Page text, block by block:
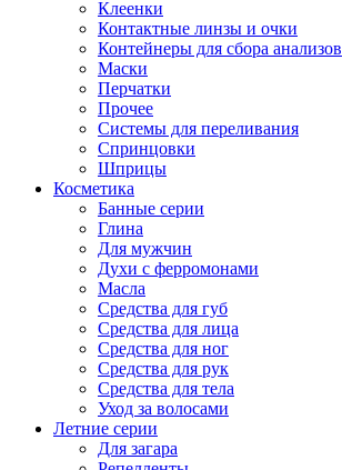
Клеенки
Контактные линзы и очки
Контейнеры для сбора анализов
Маски
Перчатки
Прочее
Системы для переливания
Спринцовки
Шприцы
Косметика
Банные серии
Глина
Для мужчин
Духи с ферромонами
Масла
Средства для губ
Средства для лица
Средства для ног
Средства для рук
Средства для тела
Уход за волосами
Летние серии
Для загара